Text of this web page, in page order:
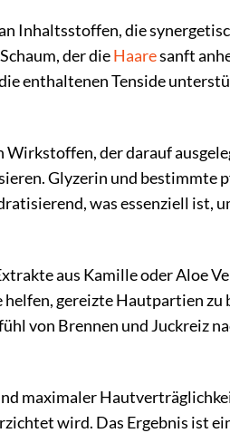
Inhaltsstoffen, die
der dieHaaresanft
enthaltenen Tenside
der darauf
Glyzerin und bestimmte
was essenziell ist,
aus Kamille oder Aloe
gereizte Hautpartien zu
von Brennen und Juckreiz
maximaler
wird. Das Ergebnis ist